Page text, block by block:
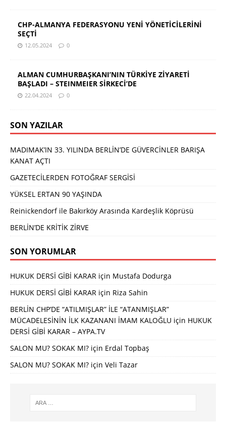
CHP-ALMANYA FEDERASYONU YENİ YÖNETİCİLERİNİ
SEÇTİ
12.05.2024 0
ALMAN CUMHURBAŞKANI’NIN TÜRKİYE ZİYARETİ
BAŞLADI – STEINMEIER SİRKECİ’DE
22.04.2024 0
SON YAZILAR
MADIMAK’IN 33. YILINDA BERLİN’DE GÜVERCİNLER BARIŞA
KANAT AÇTI
GAZETECİLERDEN FOTOĞRAF SERGİSİ
YÜKSEL ERTAN 90 YAŞINDA
Reinickendorf ile Bakırköy Arasında Kardeşlik Köprüsü
BERLİN’DE KRİTİK ZİRVE
SON YORUMLAR
HUKUK DERSİ GİBİ KARAR için Mustafa Dodurga
HUKUK DERSİ GİBİ KARAR için Riza Sahin
BERLİN CHP’DE “ATILMIŞLAR” İLE “ATANMIŞLAR”
MÜCADELESİNİN İLK KAZANANI İMAM KALOĞLU için HUKUK
DERSİ GİBİ KARAR – AYPA.TV
SALON MU? SOKAK MI? için Erdal Topbaş
SALON MU? SOKAK MI? için Veli Tazar